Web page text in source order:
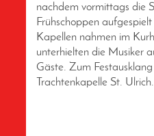
nachdem vormittags die
Frühschoppen
Kapellen nahmen im
unterhielten die Musiker
Gäste. Zum
Trachtenkapelle St. Ulrich.